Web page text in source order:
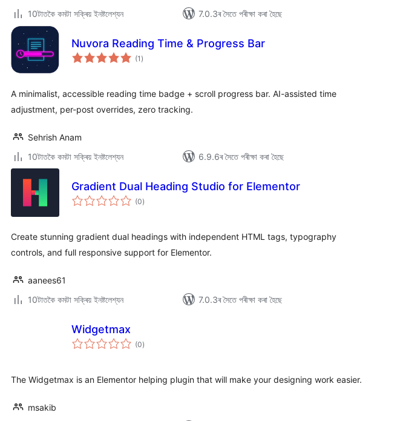
10টাতকৈ কমটা সক্ৰিয় ইনষ্টলেশ্যন
7.0.3ৰ সৈতে পৰীক্ষা কৰা হৈছে
Nuvora Reading Time & Progress Bar
(1 টা
মুঠ)
A minimalist, accessible reading time badge + scroll progress bar. AI-assisted time
adjustment, per-post overrides, zero tracking.
Sehrish Anam
10টাতকৈ কমটা সক্ৰিয় ইনষ্টলেশ্যন
6.9.6ৰ সৈতে পৰীক্ষা কৰা হৈছে
Gradient Dual Heading Studio for Elementor
(0টা
মুঠ)
Create stunning gradient dual headings with independent HTML tags, typography
controls, and full responsive support for Elementor.
aanees61
10টাতকৈ কমটা সক্ৰিয় ইনষ্টলেশ্যন
7.0.3ৰ সৈতে পৰীক্ষা কৰা হৈছে
Widgetmax
(0টা
মুঠ)
The Widgetmax is an Elementor helping plugin that will make your designing work easier.
msakib